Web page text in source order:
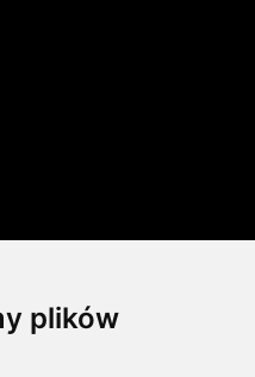
plikówod umowy
płatności